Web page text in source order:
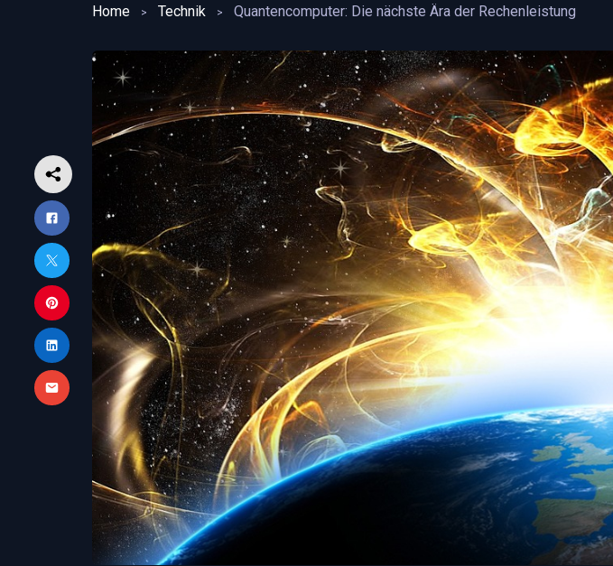
Home Technik Quantencomputer: Die nächste Ära der Rechenleistung